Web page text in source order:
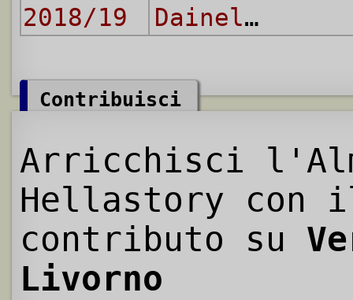
2018/19
Dainelli
Contribuisci
Arricchisci
Hellastory con
contributo su
Livorno